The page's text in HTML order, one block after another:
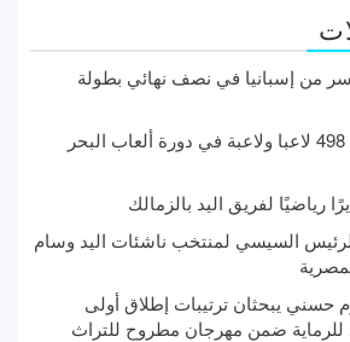
من إسبانيا في نصف نهائي بطولة
إيطاليا تعلن مشاركة 498 لاعبا ولاعبة في دورة ألعاب البحر
رياضيًا لفريق اليد بالزمالك
السيسي لمنتخب ناشئات اليد وسام
حسني يبحثان ترتيبات إطلاق أولى
للرماية ضمن مهرجان مطروح للتراث